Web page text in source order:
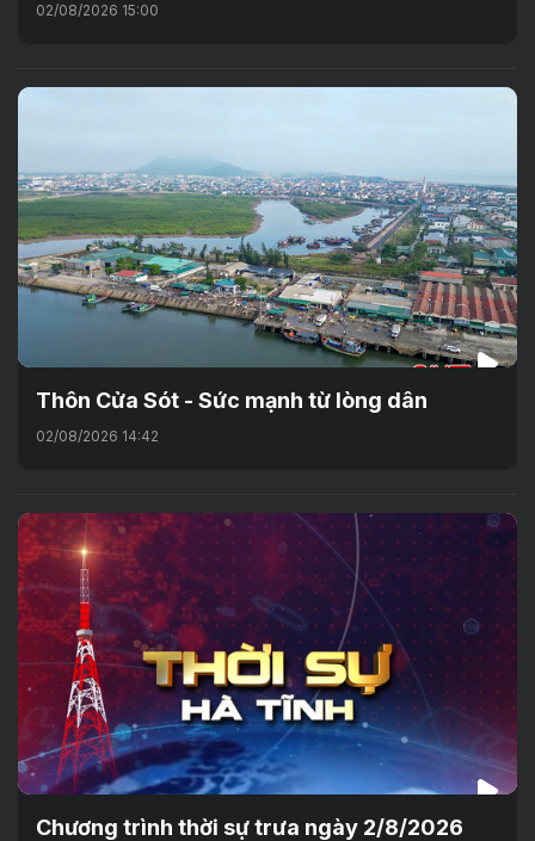
02/08/2026 15:00
Thôn Cửa Sót - Sức mạnh từ lòng dân
02/08/2026 14:42
Chương trình thời sự trưa ngày 2/8/2026